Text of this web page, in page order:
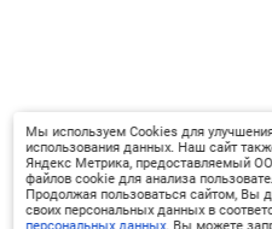
Мы используем Cookies для
использования данных. Наш сайт
Яндекс Метрика, предоставляемый
файлов cookie для анализа
Продолжая пользоваться сайтом, Вы
своих персональных данных в